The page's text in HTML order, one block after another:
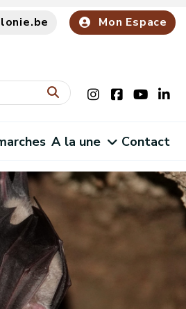
Mon Espace
A la une Contact